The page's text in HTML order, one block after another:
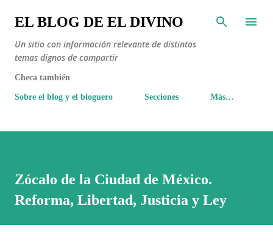
Ir al contenido principal
EL BLOG DE EL DIVINO
Un sitio con información relevante de distintos
temas dignos de compartir
Checa también
Sobre el blog y el bloguero Secciones Más…
Zócalo de la Ciudad de México.
Reforma, Libertad, Justicia y Ley